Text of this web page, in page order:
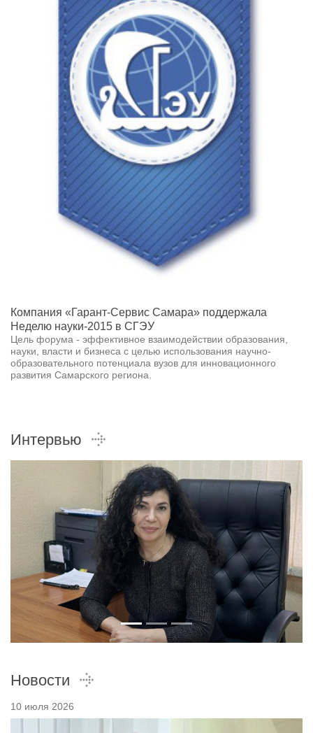
Компания «Гарант-Сервис Самара» поддержала
Неделю науки-2015 в СГЭУ
Цель форума - эффективное взаимодействии образования,
науки, власти и бизнеса с целью использования научно-
образовательного потенциала вузов для инновационного
развития Самарского региона.
Интервью
Новости
10 июля 2026